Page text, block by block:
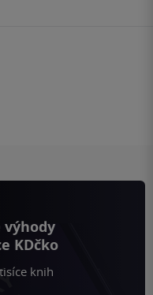
výhody
KDčko
knih